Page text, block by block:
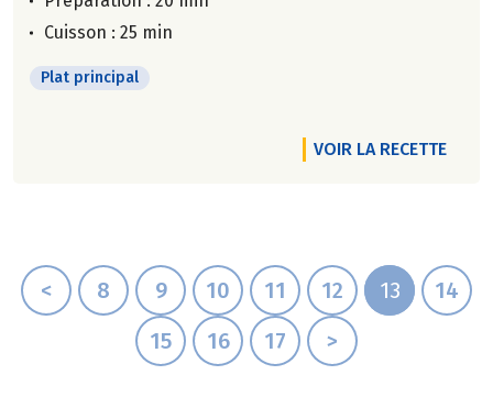
Cuisson : 25 min
Plat principal
VOIR LA RECETTE
< 8 9 10 11 12 13
14
15
16 17 >